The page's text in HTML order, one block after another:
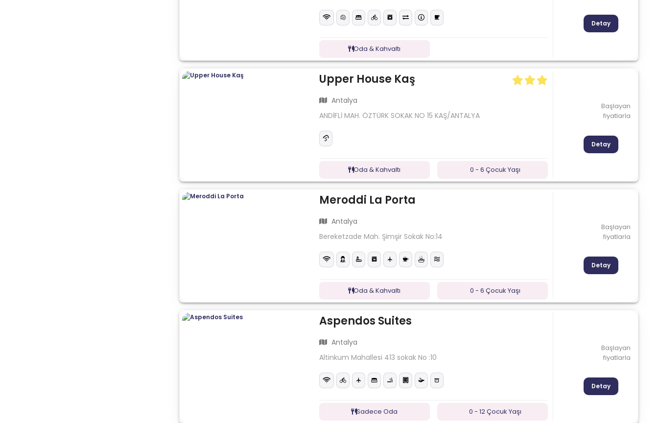
Oda & Kahvaltı
Detay
Upper House Kaş
Antalya
ANDİFLİ MAH. ÖZTÜRK SOKAK NO 15 KAŞ/ANTALYA
Oda & Kahvaltı 0 - 6 Çocuk Yaşı
Başlayan
fiyatlarla
Detay
Meroddi La Porta
Antalya
Bereketzade Mah. Şimşir Sokak No:14
Oda & Kahvaltı 0 - 6 Çocuk Yaşı
Başlayan
fiyatlarla
Detay
Aspendos Suites
Antalya
Altinkum Mahallesi 413 sokak No :10
Sadece Oda 0 - 12 Çocuk Yaşı
Başlayan
fiyatlarla
Detay